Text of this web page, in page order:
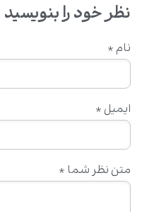
نظر خود را بنویسید
متن نظر شما *
نام *
ایمیل *